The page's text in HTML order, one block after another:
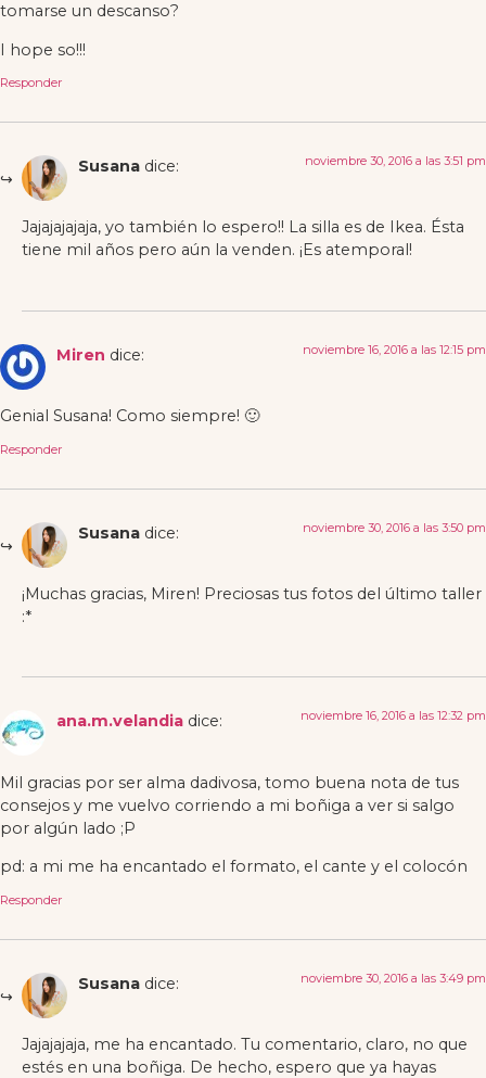
tomarse un descanso?
I hope so!!!
Responder
Susana dice: noviembre 30, 2016 a las 3:51 pm
Jajajajajaja, yo también lo espero!! La silla es de Ikea. Ésta
tiene mil años pero aún la venden. ¡Es atemporal!
Miren dice: noviembre 16, 2016 a las 12:15 pm
Genial Susana! Como siempre! 🙂
Responder
Susana dice: noviembre 30, 2016 a las 3:50 pm
¡Muchas gracias, Miren! Preciosas tus fotos del último taller
:*
ana.m.velandia dice: noviembre 16, 2016 a las 12:32 pm
Mil gracias por ser alma dadivosa, tomo buena nota de tus
consejos y me vuelvo corriendo a mi boñiga a ver si salgo
por algún lado ;P
pd: a mi me ha encantado el formato, el cante y el colocón
Responder
Susana dice: noviembre 30, 2016 a las 3:49 pm
Jajajajaja, me ha encantado. Tu comentario, claro, no que
estés en una boñiga. De hecho, espero que ya hayas